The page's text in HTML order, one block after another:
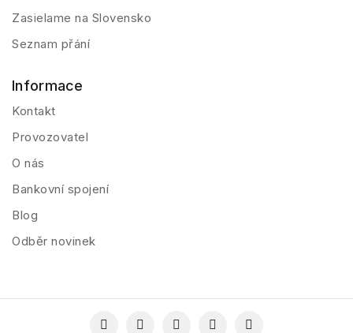
Zasielame na Slovensko
Seznam přání
Informace
Kontakt
Provozovatel
O nás
Bankovní spojení
Blog
Odběr novinek